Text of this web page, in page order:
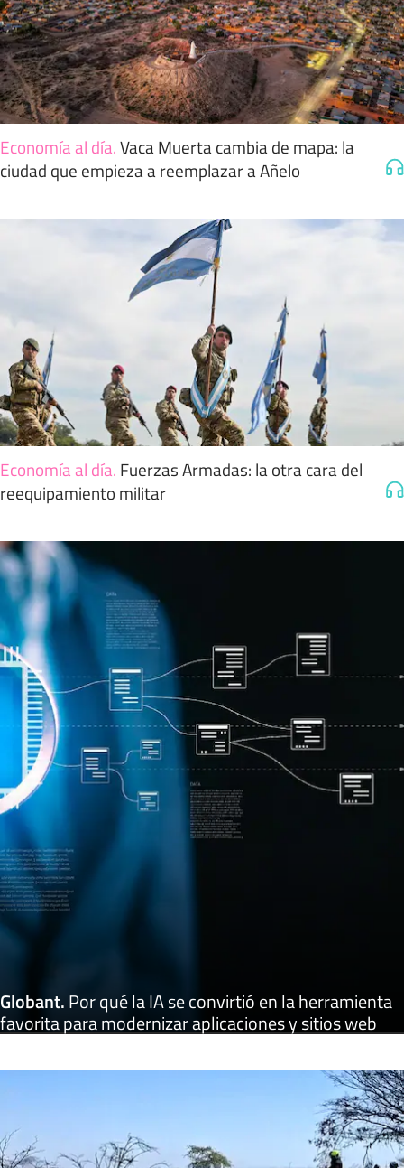
Economía al día.Vaca Muerta cambia de mapa: la
ciudad que empieza a reemplazar a Añelo
Economía al día. Fuerzas Armadas: la otra cara del
reequipamiento militar
Globant.Por qué la IA se convirtió en la herramienta
favorita para modernizar aplicaciones y sitios web